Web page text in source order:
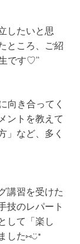
したいと思
ところ、ご紹
です♡︎ʾʾ
向き合ってく
ントを教えて
」など、多く
講習を受けた
技のレパート
して「楽し
した⑅︎◡̈︎*